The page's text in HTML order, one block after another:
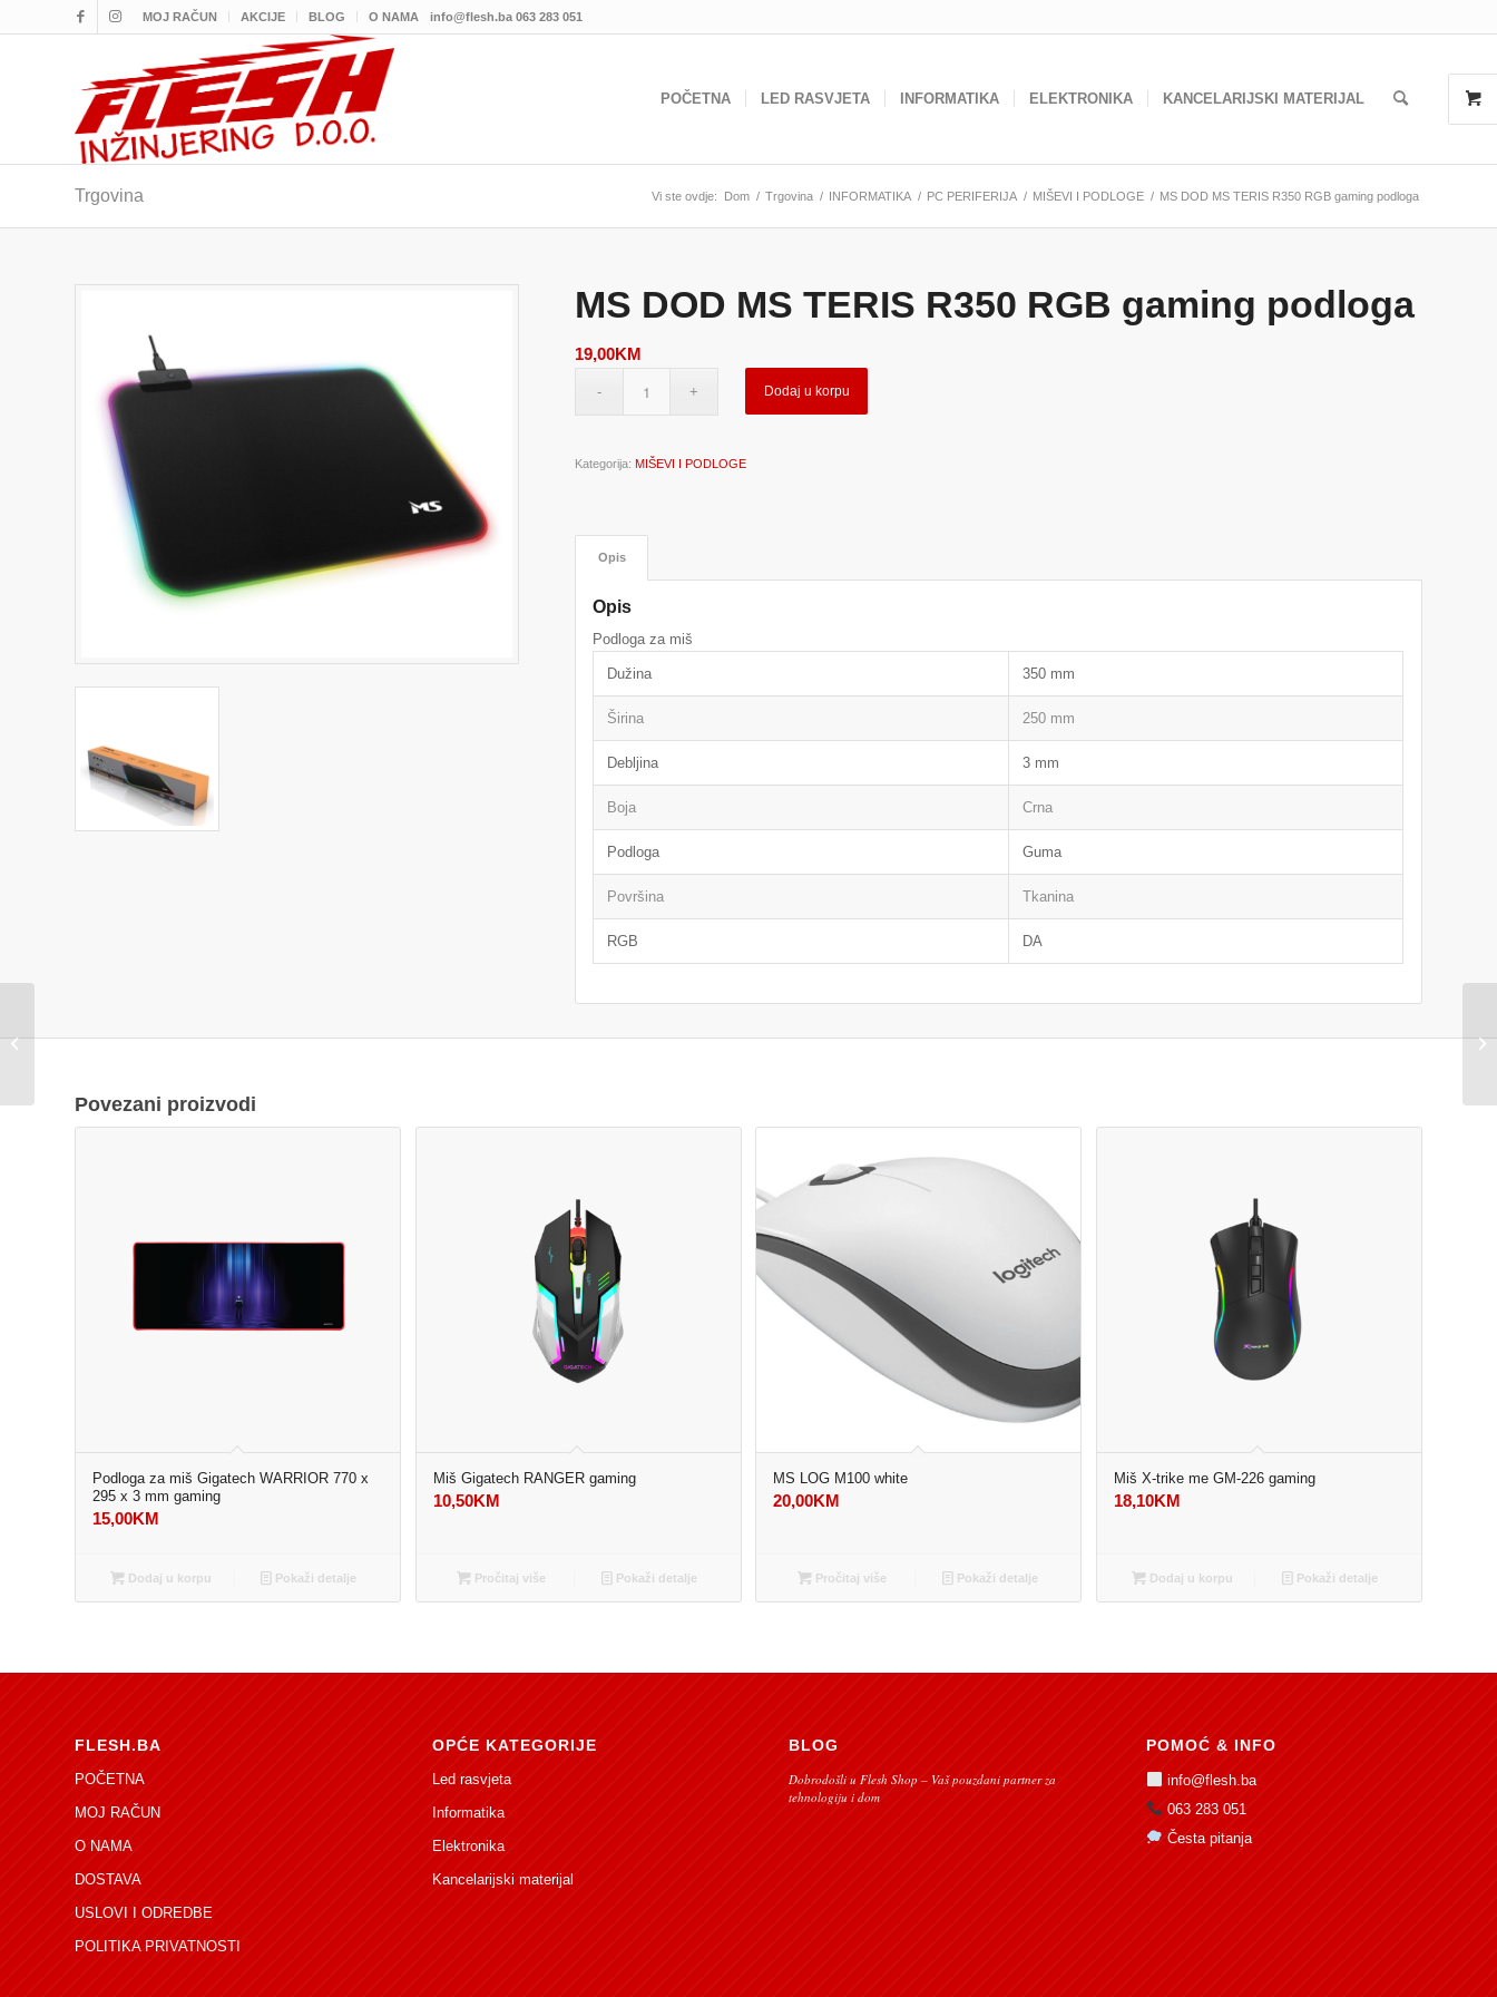
MOJ RAČUN AKCIJE BLOG O NAMA info@flesh.ba 063 283 051
POČETNA LED RASVJETA INFORMATIKA ELEKTRONIKA KANCELARIJSKI MATERIJAL
Trgovina Vi ste ovdje: Dom / Trgovina / INFORMATIKA / PC PERIFERIJA / MIŠEVI I PODLOGE / MS DOD MS TERIS R350 RGB gaming podloga
MS DOD MS TERIS R350 RGB gaming podloga
19,00KM
Dodaj u korpu
Kategorija:MIŠEVI I PODLOGE
Opis
Opis
Podloga za miš
Dužina 350 mm
Širina 250 mm
Debljina 3 mm
Boja Crna
Podloga Guma
Površina Tkanina
RGB DA
Povezani proizvodi
Podloga za miš Gigatech WARRIOR 770 x
295 x 3 mm gaming
15,00KM
Dodaj u korpu Pokaži detalje
Miš Gigatech RANGER gaming
10,50KM
Pročitaj više Pokaži detalje
MS LOG M100 white
20,00KM
Pročitaj više Pokaži detalje
Miš X-trike me GM-226 gaming
18,10KM
Dodaj u korpu Pokaži detalje
FLESH.BA
POČETNA
MOJ RAČUN
O NAMA
DOSTAVA
USLOVI I ODREDBE
POLITIKA PRIVATNOSTI
OPĆE KATEGORIJE
Led rasvjeta
Informatika
Elektronika
Kancelarijski materijal
BLOG
Dobrodošli u Flesh Shop – Vaš pouzdani partner za
tehnologiju i dom
POMOĆ & INFO
info@flesh.ba
063 283 051
Česta pitanja